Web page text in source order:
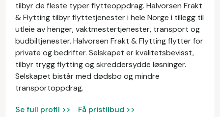
tilbyr de fleste typer flytteoppdrag. Halvorsen Frakt
& Flytting tilbyr flyttetjenester i hele Norge i tillegg til
utleie av henger, vaktmestertjenester, transport og
budbiltjenester. Halvorsen Frakt & Flytting flytter for
private og bedrifter. Selskapet er kvalitetsbevisst,
tilbyr trygg flytting og skreddersydde løsninger.
Selskapet bistår med dødsbo og mindre
transportoppdrag.
Se full profil >> Få pristilbud >>